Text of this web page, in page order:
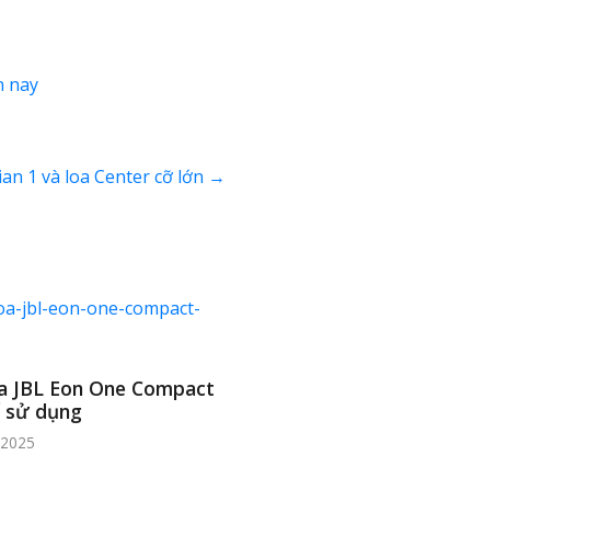
nay
1 và loa Center cỡ lớn →
JBL Eon One Compact
dụng